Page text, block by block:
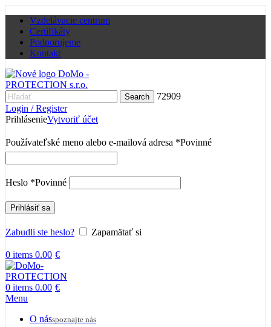
Vzdelávacie centrum
Certifikáty
Podporujeme
Kontakt
Search
72909
Login / Register
PrihlásenieVytvoriť účet
Používateľské meno alebo e-mailová adresa *Povinné
Heslo *Povinné
Prihlásiť sa
Zabudli ste heslo? Zapamätať si
0 items 0.00 €
0 items 0.00 €
Menu
O násspoznajte nás